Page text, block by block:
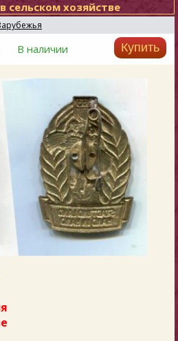
сельском хозяйстве
В наличии Купить